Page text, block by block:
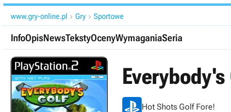
www.gry-online.pl  Gry  Sportowe
InfoOpisNewsTekstyOcenyWymaganiaSeria
Everybody's
Hot Shots Golf Fore!